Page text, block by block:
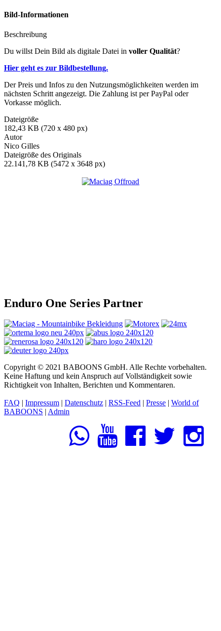
Bild-Informationen
Beschreibung
Du willst Dein Bild als digitale Datei in voller Qualität?
Hier geht es zur Bildbestellung.
Der Preis und Infos zu den Nutzungsmöglichkeiten werden im
nächsten Schritt angezeigt. Die Zahlung ist per PayPal oder
Vorkasse möglich.
Dateigröße
182,43 KB (720 x 480 px)
Autor
Nico Gilles
Dateigröße des Originals
22.141,78 KB (5472 x 3648 px)
Enduro One Series Partner
Copyright © 2021 BABOONS GmbH. Alle Rechte vorbehalten.
Keine Haftung und kein Anspruch auf Vollständigkeit sowie
Richtigkeit von Inhalten, Berichten und Kommentaren.
FAQ Impressum Datenschutz RSS-Feed Presse
World of
BABOONS
Admin